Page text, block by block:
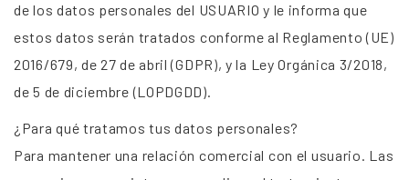
de los datos personales del USUARIO y le informa que
estos datos serán tratados conforme al Reglamento (UE)
2016/679, de 27 de abril (GDPR), y la Ley Orgánica 3/2018,
de 5 de diciembre (LOPDGDD).
¿Para qué tratamos tus datos personales?
Para mantener una relación comercial con el usuario. Las